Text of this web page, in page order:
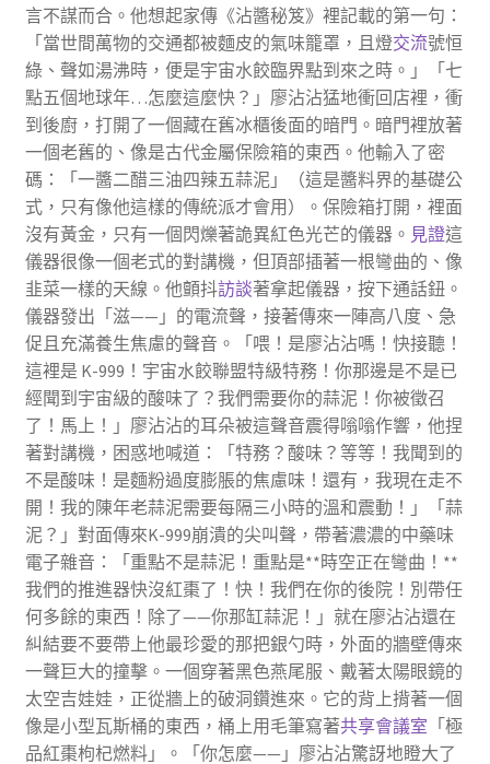
言不謀而合。他想起家傳《沾醬秘笈》裡記載的第一句：
「當世間萬物的交通都被麵皮的氣味籠罩，且燈交流號恒
綠、聲如湯沸時，便是宇宙水餃臨界點到來之時。」「七
點五個地球年…怎麼這麼快？」廖沾沾猛地衝回店裡，衝
到後廚，打開了一個藏在舊冰櫃後面的暗門。暗門裡放著
一個老舊的、像是古代金屬保險箱的東西。他輸入了密
碼：「一醬二醋三油四辣五蒜泥」（這是醬料界的基礎公
式，只有像他這樣的傳統派才會用）。保險箱打開，裡面
沒有黃金，只有一個閃爍著詭異紅色光芒的儀器。 見證這
儀器很像一個老式的對講機，但頂部插著一根彎曲的、像
韭菜一樣的天線。他顫抖訪談著拿起儀器，按下通話鈕。
儀器發出「滋——」的電流聲，接著傳來一陣高八度、急
促且充滿養生焦慮的聲音。「喂！是廖沾沾嗎！快接聽！
這裡是 K-999！宇宙水餃聯盟特級特務！你那邊是不是已
經聞到宇宙級的酸味了？我們需要你的蒜泥！你被徵召
了！馬上！」廖沾沾的耳朵被這聲音震得嗡嗡作響，他捏
著對講機，困惑地喊道：「特務？酸味？等等！我聞到的
不是酸味！是麵粉過度膨脹的焦慮味！還有，我現在走不
開！我的陳年老蒜泥需要每隔三小時的溫和震動！」「蒜
泥？」對面傳來K-999崩潰的尖叫聲，帶著濃濃的中藥味
電子雜音：「重點不是蒜泥！重點是**時空正在彎曲！**
我們的推進器快沒紅棗了！快！我們在你的後院！別帶任
何多餘的東西！除了——你那缸蒜泥！」就在廖沾沾還在
糾結要不要帶上他最珍愛的那把銀勺時，外面的牆壁傳來
一聲巨大的撞擊。一個穿著黑色燕尾服、戴著太陽眼鏡的
太空吉娃娃，正從牆上的破洞鑽進來。它的背上揹著一個
像是小型瓦斯桶的東西，桶上用毛筆寫著共享會議室 「極
品紅棗枸杞燃料」。「你怎麼——」廖沾沾驚訝地瞪大了